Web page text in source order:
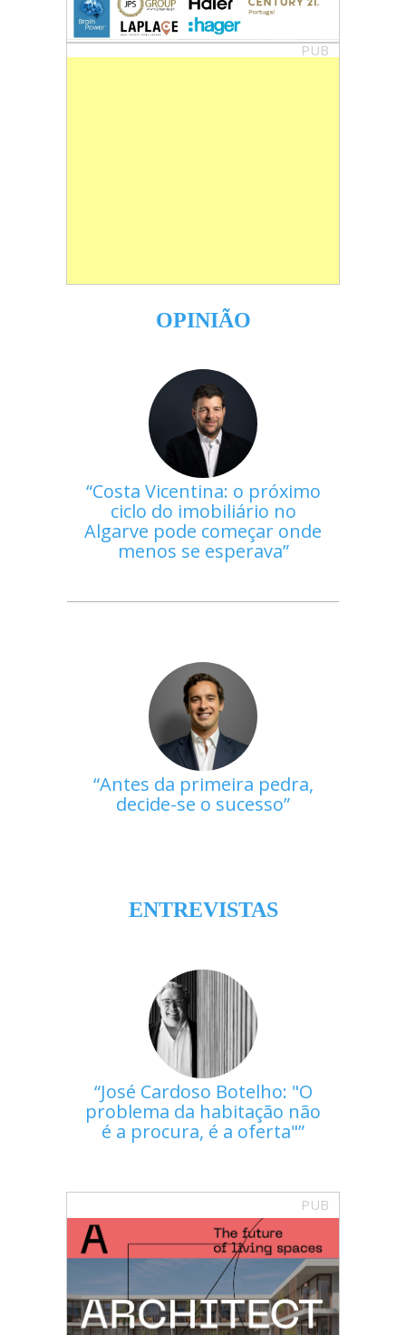
PUB
OPINIÃO
Costa Vicentina: o próximo
ciclo do imobiliário no
Algarve pode começar onde
menos se esperava
Antes da primeira pedra,
decide-se o sucesso
ENTREVISTAS
José Cardoso Botelho: "O
problema da habitação não
é a procura, é a oferta"
PUB